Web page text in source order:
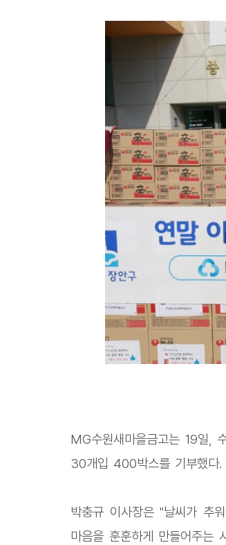
MG수원새마을금고는 19일,
30개입 400박스를 기부했다.
박충규 이사장은 "날씨가 추
마음을 훈훈하게 만들어주는